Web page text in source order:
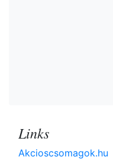
Links
Akcioscsomagok.hu